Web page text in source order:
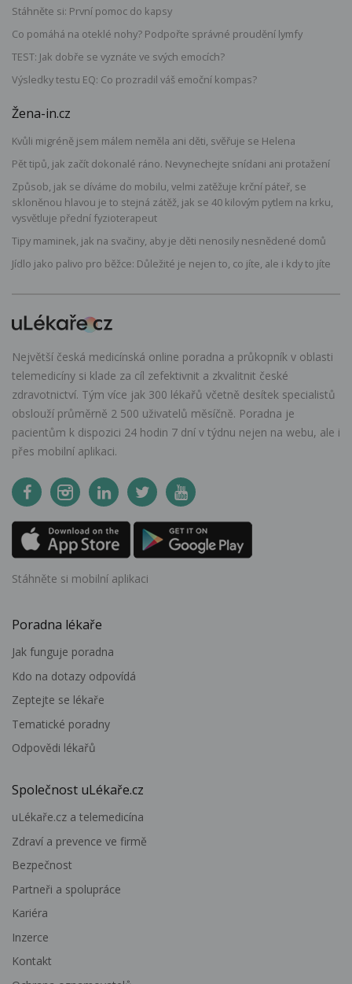
Stáhněte si: První pomoc do kapsy
Co pomáhá na oteklé nohy? Podpořte správné proudění lymfy
TEST: Jak dobře se vyznáte ve svých emocích?
Výsledky testu EQ: Co prozradil váš emoční kompas?
Žena-in.cz
Kvůli migréně jsem málem neměla ani děti, svěřuje se Helena
Pět tipů, jak začít dokonalé ráno. Nevynechejte snídani ani protažení
Způsob, jak se díváme do mobilu, velmi zatěžuje krční páteř, se
skloněnou hlavou je to stejná zátěž, jak se 40 kilovým pytlem na krku,
vysvětluje přední fyzioterapeut
Tipy maminek, jak na svačiny, aby je děti nenosily nesnědené domů
Jídlo jako palivo pro běžce: Důležité je nejen to, co jíte, ale i kdy to jíte
Největší česká medicínská online poradna a průkopník v oblasti
telemedicíny si klade za cíl zefektivnit a zkvalitnit české
zdravotnictví. Tým více jak 300 lékařů včetně desítek specialistů
obslouží průměrně 2 500 uživatelů měsíčně. Poradna je
pacientům k dispozici 24 hodin 7 dní v týdnu nejen na webu, ale i
přes mobilní aplikaci.
Stáhněte si mobilní aplikaci
Poradna lékaře
Jak funguje poradna
Kdo na dotazy odpovídá
Zeptejte se lékaře
Tematické poradny
Odpovědi lékařů
Společnost uLékaře.cz
uLékaře.cz a telemedicína
Zdraví a prevence ve firmě
Bezpečnost
Partneři a spolupráce
Kariéra
Inzerce
Kontakt